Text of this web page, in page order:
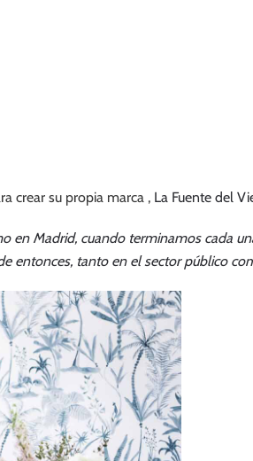
crear su propia marca ,La Fuente del
en Madrid, cuando terminamos cada
entonces, tanto en el sector público